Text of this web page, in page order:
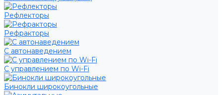
Рефлекторы
Рефракторы
С автонаведением
С управлением по Wi-Fi
Бинокли широкоугольные